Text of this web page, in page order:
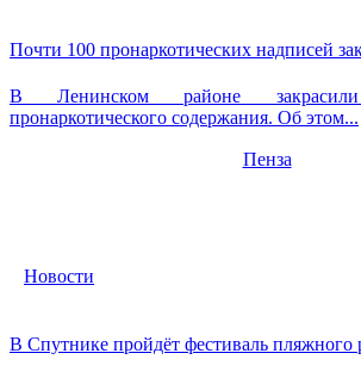
Почти 100 пронаркотических надписей
В Ленинском районе
пронаркотического содержания. Об этом...
Пенза
Новости
В Спутнике пройдёт фестиваль пляжного